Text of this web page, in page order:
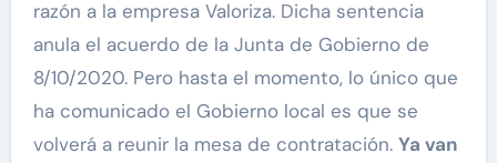
razón a la empresa Valoriza. Dicha sentencia
anula el acuerdo de la Junta de Gobierno de
8/10/2020. Pero hasta el momento, lo único que
ha comunicado el Gobierno local es que se
volverá a reunir la mesa de contratación. Ya van